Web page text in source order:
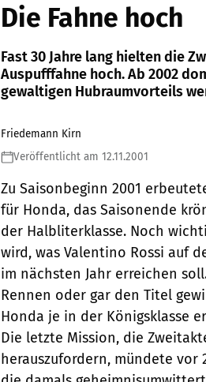
Die Fahne hoch
Fast 30 Jahre lang hielten die
Auspufffahne hoch. Ab 2002
gewaltigen Hubraumvorteils
Friedemann Kirn
Veröffentlicht am 12.11.2001
Zu Saisonbeginn 2001
für Honda, das Saisonende
der Halbliterklasse. Noch
wird, was Valentino Rossi auf
im nächsten Jahr erreichen
Rennen oder gar den Titel
Honda je in der Königsklasse
Die letzte Mission, die
herauszufordern, mündete vor